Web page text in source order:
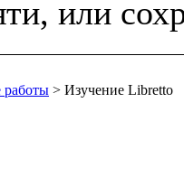
или
> Изучение Libretto